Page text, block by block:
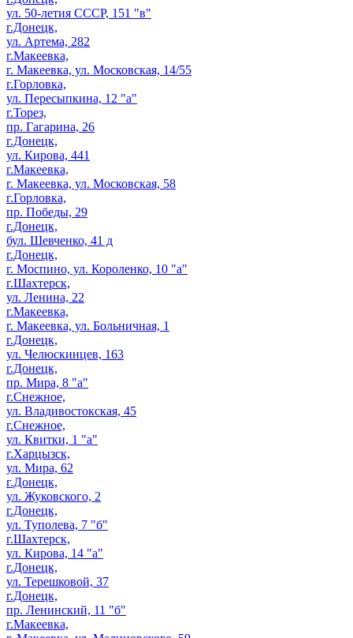
ул. 50-летия СССР, 151 "в"
г.Донецк,
ул. Артема, 282
г.Макеевка,
г. Макеевка, ул. Московская, 14/55
г.Горловка,
ул. Пересыпкина, 12 "а"
г.Торез,
пр. Гагарина, 26
г.Донецк,
ул. Кирова, 441
г.Макеевка,
г. Макеевка, ул. Московская, 58
г.Горловка,
пр. Победы, 29
г.Донецк,
бул. Шевченко, 41 д
г.Донецк,
г. Моспино, ул. Короленко, 10 "а"
г.Шахтерск,
ул. Ленина, 22
г.Макеевка,
г. Макеевка, ул. Больничная, 1
г.Донецк,
ул. Челюскинцев, 163
г.Донецк,
пр. Мира, 8 "а"
г.Снежное,
ул. Владивостокская, 45
г.Снежное,
ул. Квитки, 1 "а"
г.Харцызск,
ул. Мира, 62
г.Донецк,
ул. Жуковского, 2
г.Донецк,
ул. Туполева, 7 "б"
г.Шахтерск,
ул. Кирова, 14 "а"
г.Донецк,
ул. Терешковой, 37
г.Донецк,
пр. Ленинский, 11 "б"
г.Макеевка,